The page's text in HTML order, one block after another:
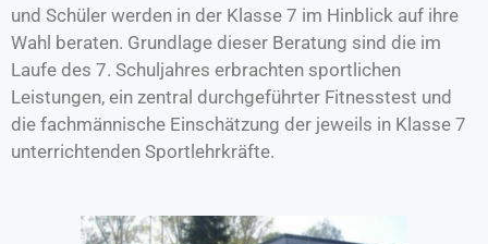
und Schüler werden in der Klasse 7 im Hinblick auf ihre
Wahl beraten. Grundlage dieser Beratung sind die im
Laufe des 7. Schuljahres erbrachten sportlichen
Leistungen, ein zentral durchgeführter Fitnesstest und
die fachmännische Einschätzung der jeweils in Klasse 7
unterrichtenden Sportlehrkräfte.